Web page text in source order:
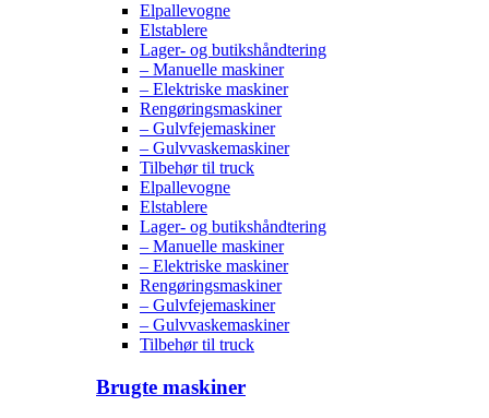
Elpallevogne
Elstablere
Lager- og butikshåndtering
– Manuelle maskiner
– Elektriske maskiner
Rengøringsmaskiner
– Gulvfejemaskiner
– Gulvvaskemaskiner
Tilbehør til truck
Elpallevogne
Elstablere
Lager- og butikshåndtering
– Manuelle maskiner
– Elektriske maskiner
Rengøringsmaskiner
– Gulvfejemaskiner
– Gulvvaskemaskiner
Tilbehør til truck
Brugte maskiner